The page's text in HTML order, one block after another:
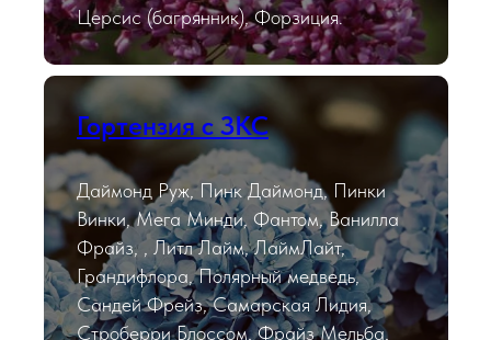
Церсис (багрянник), Форзиция.
Гортензия с ЗКС
Даймонд Руж, Пинк Даймонд, Пинки
Винки, Мега Минди, Фантом, Ванилла
Фрайз, , Литл Лайм, ЛаймЛайт,
Грандифлора, Полярный медведь,
Сандей Фрейз, Самарская Лидия,
Строберри Блоссом, Фрайз Мельба,